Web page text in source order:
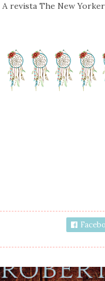
revista The New